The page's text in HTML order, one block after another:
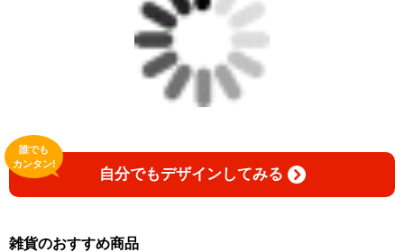
自分でもデザインしてみる
誰でも
カンタン!
雑貨のおすすめ商品